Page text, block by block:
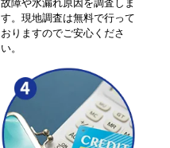
す。現地調査は無料で行って
おりますのでご安心くださ
い。